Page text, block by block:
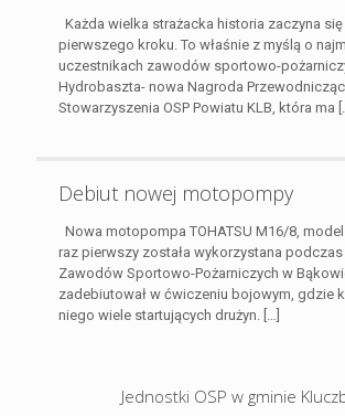
Każda wielka strażacka historia zaczyna
pierwszego kroku. To właśnie z myślą o
uczestnikach zawodów sportowo-
Hydrobaszta- nowa Nagroda
Stowarzyszenia OSP Powiatu KLB, która ma
Debiut nowej motopompy
Nowa motopompa TOHATSU M16/8, model
raz pierwszy została wykorzystana podczas
Zawodów Sportowo-Pożarniczych w
zadebiutował w ćwiczeniu bojowym, gdzie
niego wiele startujących drużyn. […]
Jednostki OSP w gminie